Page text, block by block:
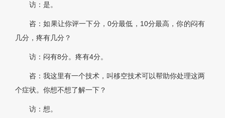
访：是。
咨：如果让你评一下分，0分最低，10分最高，你的闷有
几分，疼有几分？
访：闷有8分。疼有4分。
咨：我这里有一个技术，叫移空技术可以帮助你处理这两
个症状。你想不想了解一下？
访：想。